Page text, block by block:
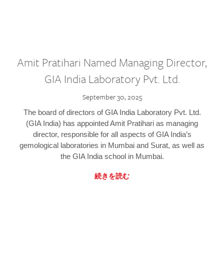
Amit Pratihari Named Managing Director,
GIA India Laboratory Pvt. Ltd.
September 30, 2025
The board of directors of GIA India Laboratory Pvt. Ltd.
(GIA India) has appointed Amit Pratihari as managing
director, responsible for all aspects of GIA India’s
gemological laboratories in Mumbai and Surat, as well as
the GIA India school in Mumbai.
続きを読む